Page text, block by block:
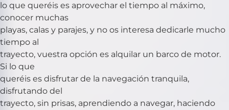
lo que queréis es aprovechar el tiempo al máximo,
conocer muchas
playas, calas y parajes, y no os interesa dedicarle mucho
tiempo al
trayecto, vuestra opción es alquilar un barco de motor.
Si lo que
queréis es disfrutar de la navegación tranquila,
disfrutando del
trayecto, sin prisas, aprendiendo a navegar, haciendo